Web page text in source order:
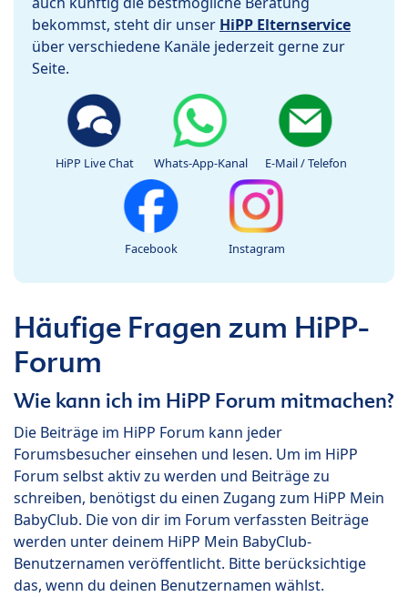
bekommst, steht dir unser HiPP Elternservice
über verschiedene Kanäle jederzeit gerne zur
Seite.
HiPP Live Chat Whats-App-Kanal E-Mail / Telefon
Facebook Instagram
Häufige Fragen zum HiPP-
Forum
Wie kann ich im HiPP Forum mitmachen?
Die Beiträge im HiPP Forum kann jeder
Forumsbesucher einsehen und lesen. Um im HiPP
Forum selbst aktiv zu werden und Beiträge zu
schreiben, benötigst du einen Zugang zum HiPP Mein
BabyClub. Die von dir im Forum verfassten Beiträge
werden unter deinem HiPP Mein BabyClub-
Benutzernamen veröffentlicht. Bitte berücksichtige
das, wenn du deinen Benutzernamen wählst.